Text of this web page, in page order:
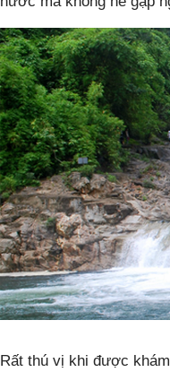
Rất thú vị khi được